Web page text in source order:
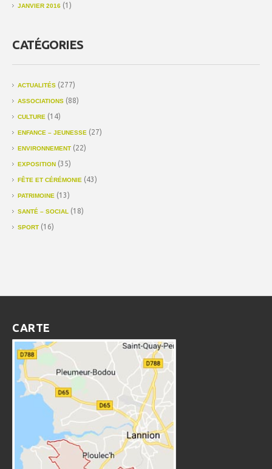
JANVIER 2016 (1)
CATÉGORIES
ACTUALITÉS (277)
ASSOCIATIONS (88)
CULTURE (14)
ENFANCE – JEUNESSE (27)
ENVIRONNEMENT (22)
EXPOSITION (35)
FÊTE ET CÉRÉMONIE (43)
PATRIMOINE (13)
SANTÉ – SOCIAL (18)
SPORT (16)
CARTE